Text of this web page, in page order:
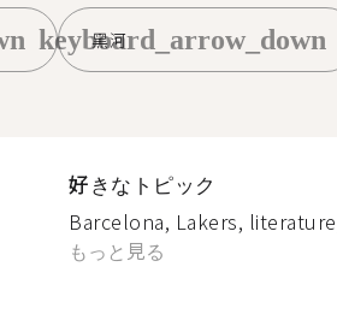
黑河
keyboard_arrow_down
好きなトピック
Barcelona, Lakers,
もっと見る